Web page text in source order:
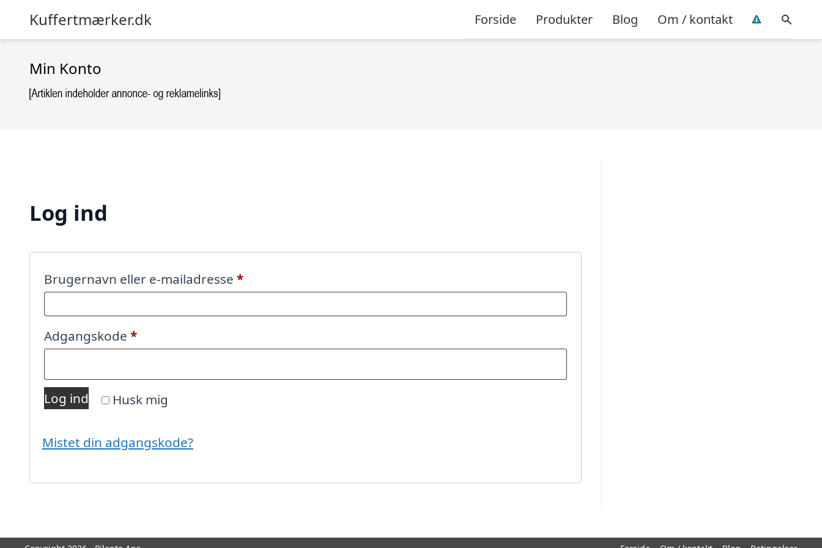
Kuffertmærker.dk Forside Produkter Blog Om / kontakt
Min Konto
Log ind
Brugernavn eller e-mailadresse *Påkrævet
Adgangskode *Påkrævet
Husk mig
Log ind
Mistet din adgangskode?